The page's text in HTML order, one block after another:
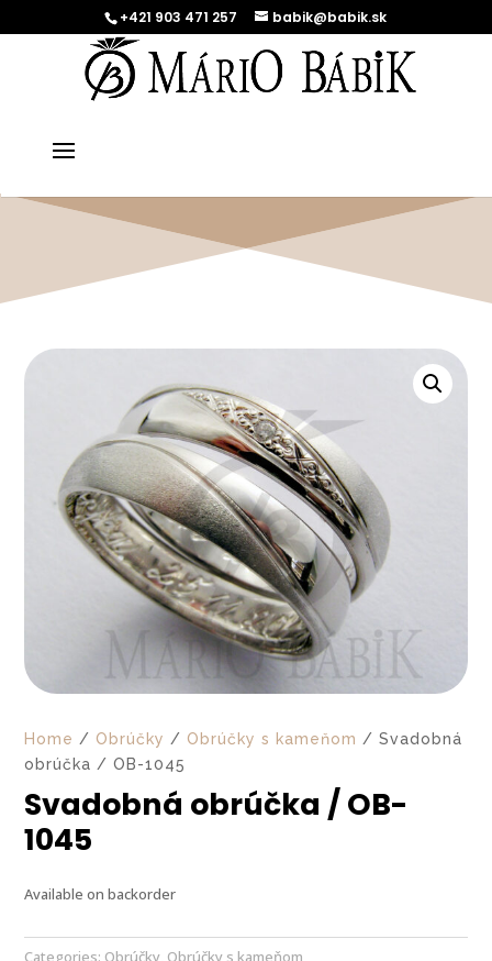
+421 903 471 257 babik@babik.sk
Home / Obrúčky / Obrúčky s kameňom / Svadobná
obrúčka / OB-1045
Svadobná obrúčka / OB-
1045
Available on backorder